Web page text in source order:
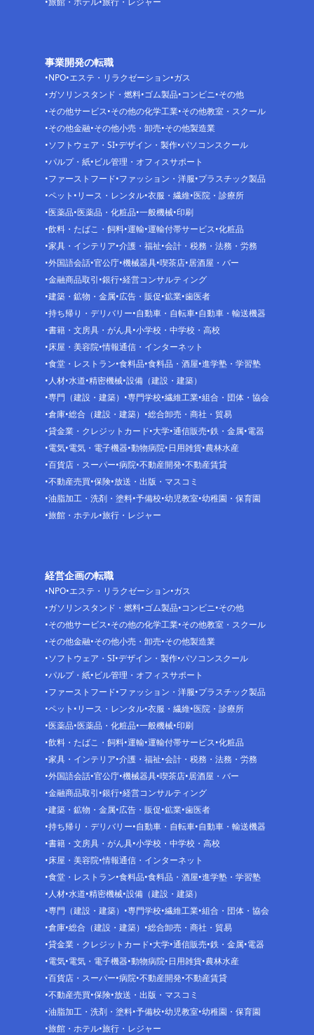
事業開発の転職
NPO エステ・リラクゼーション ガス
ガソリンスタンド・燃料 ゴム製品 コンビニ その他
その他サービス その他の化学工業 その他教室・スクール
その他金融 その他小売・卸売 その他製造業
ソフトウェア・SI デザイン・製作 パソコンスクール
パルプ・紙 ビル管理・オフィスサポート
ファーストフード ファッション・洋服 プラスチック製品
ペット リース・レンタル 衣服・繊維 医院・診療所
医薬品 医薬品・化粧品 一般機械 印刷
飲料・たばこ・飼料 運輸 運輸付帯サービス 化粧品
家具・インテリア 介護・福祉 会計・税務・法務・労務
外国語会話 官公庁 機械器具 喫茶店 居酒屋・バー
金融商品取引 銀行 経営コンサルティング
建築・鉱物・金属 広告・販促 鉱業 歯医者
持ち帰り・デリバリー 自動車・自転車 自動車・輸送機器
書籍・文房具・がん具 小学校・中学校・高校
床屋・美容院 情報通信・インターネット
食堂・レストラン 食料品 食料品・酒屋 進学塾・学習塾
人材 水道 精密機械 設備（建設・建築）
専門（建設・建築）
専門学校 繊維工業 組合・団体・協会
倉庫 総合（建設・建築）
総合卸売・商社・貿易
貸金業・クレジットカード 大学 通信販売 鉄・金属 電器
電気 電気・電子機器 動物病院 日用雑貨 農林水産
百貨店・スーパー 病院 不動産開発 不動産賃貸
不動産売買 保険 放送・出版・マスコミ
油脂加工・洗剤・塗料 予備校 幼児教室 幼稚園・保育園
旅館・ホテル 旅行・レジャー
経営企画の転職
NPO エステ・リラクゼーション ガス
ガソリンスタンド・燃料 ゴム製品 コンビニ その他
その他サービス その他の化学工業 その他教室・スクール
その他金融 その他小売・卸売 その他製造業
ソフトウェア・SI デザイン・製作 パソコンスクール
パルプ・紙 ビル管理・オフィスサポート
ファーストフード ファッション・洋服 プラスチック製品
ペット リース・レンタル 衣服・繊維 医院・診療所
医薬品 医薬品・化粧品 一般機械 印刷
飲料・たばこ・飼料 運輸 運輸付帯サービス 化粧品
家具・インテリア 介護・福祉 会計・税務・法務・労務
外国語会話 官公庁 機械器具 喫茶店 居酒屋・バー
金融商品取引 銀行 経営コンサルティング
建築・鉱物・金属 広告・販促 鉱業 歯医者
持ち帰り・デリバリー 自動車・自転車 自動車・輸送機器
書籍・文房具・がん具 小学校・中学校・高校
床屋・美容院 情報通信・インターネット
食堂・レストラン 食料品 食料品・酒屋 進学塾・学習塾
人材 水道 精密機械 設備（建設・建築）
専門（建設・建築）
専門学校 繊維工業 組合・団体・協会
倉庫 総合（建設・建築）
総合卸売・商社・貿易
貸金業・クレジットカード 大学 通信販売 鉄・金属 電器
電気 電気・電子機器 動物病院 日用雑貨 農林水産
百貨店・スーパー 病院 不動産開発 不動産賃貸
不動産売買 保険 放送・出版・マスコミ
油脂加工・洗剤・塗料 予備校 幼児教室 幼稚園・保育園
旅館・ホテル 旅行・レジャー